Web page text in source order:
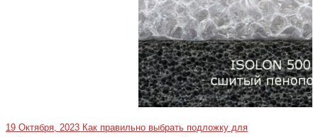
19 Октября, 2023 Как правильно выбрать подложку для